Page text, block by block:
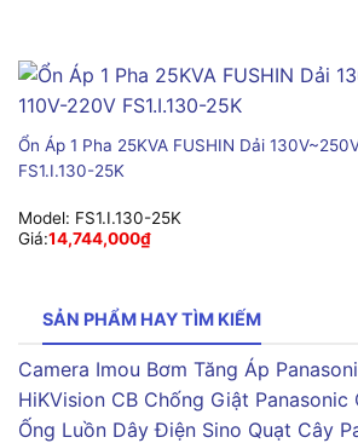
Ổn Áp 1 Pha 25KVA FUSHIN Dải
FS1.I.130-25K
Model: FS1.I.130-25K
Giá:14,744,000₫
SẢN PHẨM HAY TÌM KIẾM
Camera Imou Bơm Tăng Áp
HiKVision CB Chống Giật Panasonic
Ống Luồn Dây Điện Sino Quạt Cây